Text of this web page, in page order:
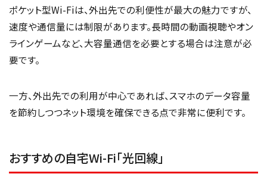
ポケット型Wi-Fiは、外出先での利便性が最大の魅力ですが、
速度や通信量には制限があります。長時間の動画視聴やオン
ラインゲームなど、大容量通信を必要とする場合は注意が必
要です。
一方、外出先での利用が中心であれば、スマホのデータ容量
を節約しつつネット環境を確保できる点で非常に便利です。
おすすめの自宅Wi-Fi「光回線」